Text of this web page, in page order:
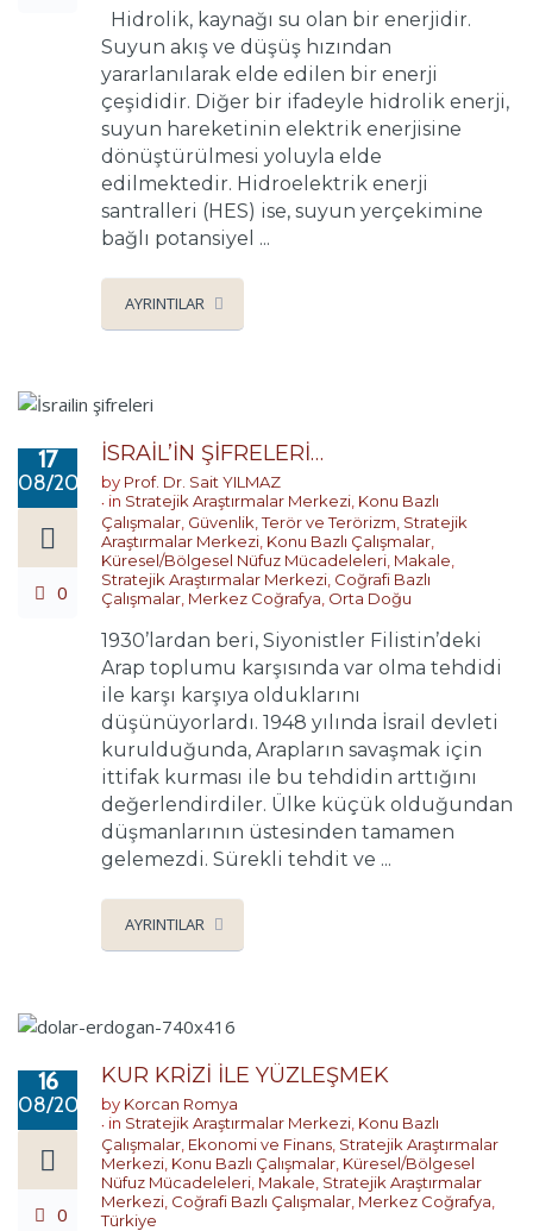
Hidrolik, kaynağı su olan bir enerjidir.
Suyun akış ve düşüş hızından
yararlanılarak elde edilen bir enerji
çeşididir. Diğer bir ifadeyle hidrolik enerji,
suyun hareketinin elektrik enerjisine
dönüştürülmesi yoluyla elde
edilmektedir. Hidroelektrik enerji
santralleri (HES) ise, suyun yerçekimine
bağlı potansiyel ...
AYRINTILAR
17
08/2018
0
İSRAİL’İN ŞİFRELERİ…
by Prof. Dr. Sait YILMAZ
in Stratejik Araştırmalar Merkezi, Konu Bazlı
Çalışmalar, Güvenlik, Terör ve Terörizm, Stratejik
Araştırmalar Merkezi, Konu Bazlı Çalışmalar,
Küresel/Bölgesel Nüfuz Mücadeleleri, Makale,
Stratejik Araştırmalar Merkezi, Coğrafi Bazlı
Çalışmalar, Merkez Coğrafya, Orta Doğu
1930’lardan beri, Siyonistler Filistin’deki
Arap toplumu karşısında var olma tehdidi
ile karşı karşıya olduklarını
düşünüyorlardı. 1948 yılında İsrail devleti
kurulduğunda, Arapların savaşmak için
ittifak kurması ile bu tehdidin arttığını
değerlendirdiler. Ülke küçük olduğundan
düşmanlarının üstesinden tamamen
gelemezdi. Sürekli tehdit ve ...
AYRINTILAR
16
08/2018
0
KUR KRİZİ İLE YÜZLEŞMEK
by Korcan Romya
in Stratejik Araştırmalar Merkezi Konu Bazlı
Çalışmalar Ekonomi ve Finans Stratejik Araştırmalar
Merkezi Konu Bazlı Çalışmalar Küresel/Bölgesel
Nüfuz Mücadeleleri Makale Stratejik Araştırmalar
Merkezi Coğrafi Bazlı Çalışmalar Merkez Coğrafya
Türkiye